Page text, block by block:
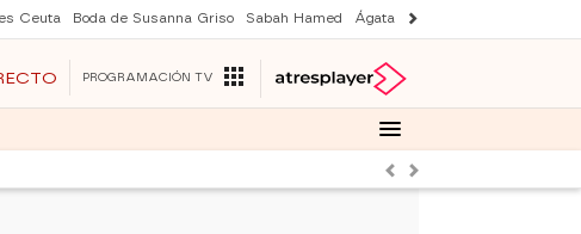
Ceuta Boda de Susanna Griso Sabah Hamed Ágata y Lola
PROGRAMACIÓN TV
AnteriorSiguiente